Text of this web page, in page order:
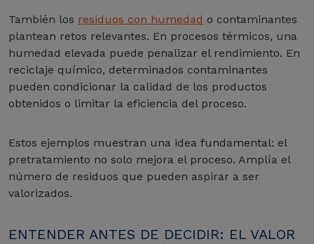
También los residuos con humedad o contaminantes
plantean retos relevantes. En procesos térmicos, una
humedad elevada puede penalizar el rendimiento. En
reciclaje químico, determinados contaminantes
pueden condicionar la calidad de los productos
obtenidos o limitar la eficiencia del proceso.
Estos ejemplos muestran una idea fundamental: el
pretratamiento no solo mejora el proceso. Amplía el
número de residuos que pueden aspirar a ser
valorizados.
ENTENDER ANTES DE DECIDIR: EL VALOR